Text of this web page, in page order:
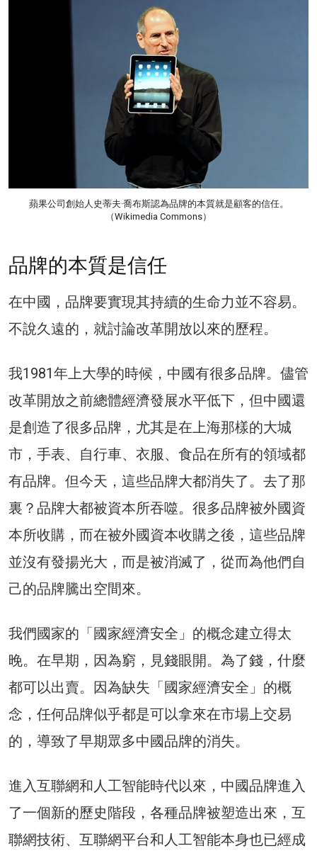
蘋果公司創始人史蒂夫·喬布斯認為品牌的本質就是顧客的信任。
（Wikimedia Commons）
品牌的本質是信任
在中國，品牌要實現其持續的生命力並不容易。
不說久遠的，就討論改革開放以來的歷程。
我1981年上大學的時候，中國有很多品牌。儘管
改革開放之前總體經濟發展水平低下，但中國還
是創造了很多品牌，尤其是在上海那樣的大城
市，手表、自行車、衣服、食品在所有的領域都
有品牌。但今天，這些品牌大都消失了。去了那
裏？品牌大都被資本所吞噬。很多品牌被外國資
本所收購，而在被外國資本收購之後，這些品牌
並沒有發揚光大，而是被消滅了，從而為他們自
己的品牌騰出空間來。
我們國家的「國家經濟安全」的概念建立得太
晚。在早期，因為窮，見錢眼開。為了錢，什麼
都可以出賣。因為缺失「國家經濟安全」的概
念，任何品牌似乎都是可以拿來在市場上交易
的，導致了早期眾多中國品牌的消失。
進入互聯網和人工智能時代以來，中國品牌進入
了一個新的歷史階段，各種品牌被塑造出來，互
聯網技術、互聯網平台和人工智能本身也已經成